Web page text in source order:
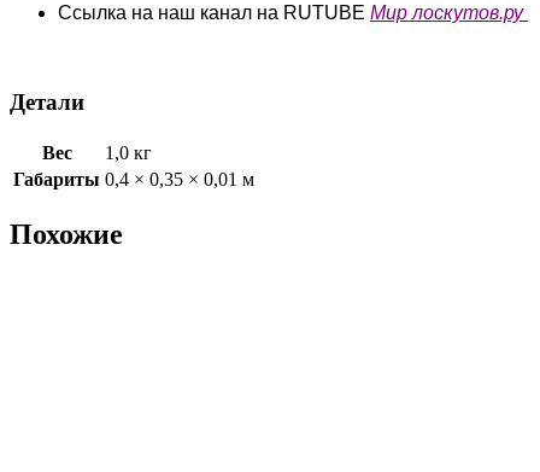
Ссылка на наш канал на RUTUBE Мир лоскутов.ру
Детали
Вес
1,0 кг
Габариты 0,4 × 0,35 × 0,01 м
Похожие